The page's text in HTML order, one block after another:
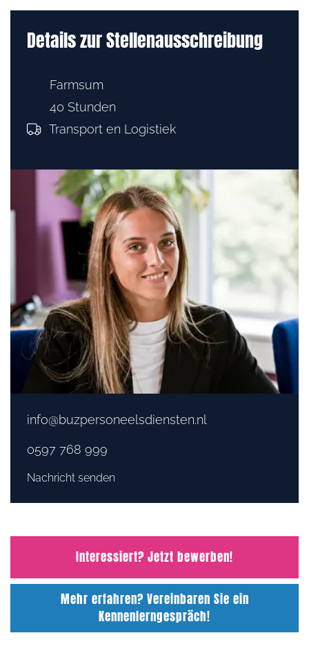
Details zur Stellenausschreibung
Farmsum
40 Stunden
Transport en Logistiek
info@buzpersoneelsdiensten.nl
0597 768 999
Nachricht senden
Interessiert? Jetzt bewerben!
Mehr erfahren? Vereinbaren Sie ein
Kennenlerngespräch!